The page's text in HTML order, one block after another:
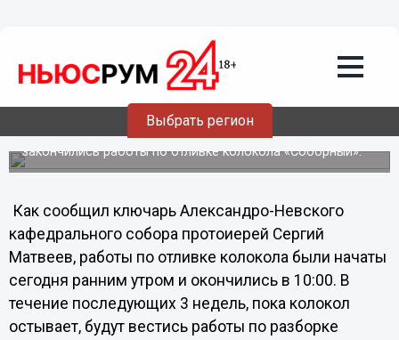
Выбрать регион
06.10.201102:17
Сегодня завершились работы по
отливке колокола "Соборный"
5 октября на «Балтийском заводе» Санкт-Петербурга
закончились работы по отливке колокола «Соборный».
Как сообщил ключарь Александро-Невского
кафедрального собора протоиерей Сергий
Матвеев, работы по отливке колокола были начаты
сегодня ранним утром и окончились в 10:00. В
течение последующих 3 недель, пока колокол
остывает, будут вестись работы по разборке